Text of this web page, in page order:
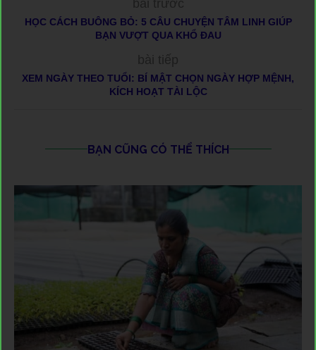
bài trước
HỌC CÁCH BUÔNG BỎ: 5 CÂU CHUYỆN TÂM LINH GIÚP
BẠN VƯỢT QUA KHỔ ĐAU
bài tiếp
XEM NGÀY THEO TUỔI: BÍ MẬT CHỌN NGÀY HỢP MỆNH,
KÍCH HOẠT TÀI LỘC
BẠN CŨNG CÓ THỂ THÍCH